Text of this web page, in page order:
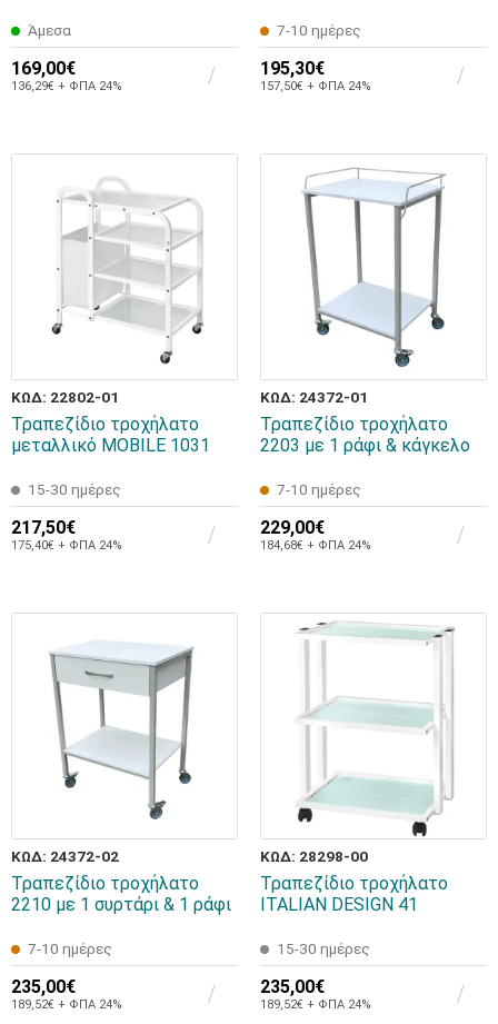
Άμεσα
169,00€
136,29€ + ΦΠΑ 24%
7-10 ημέρες
195,30€
157,50€ + ΦΠΑ 24%
ΚΩΔ: 22802-01
Τραπεζίδιο τροχήλατο
μεταλλικό MOBILE 1031
15-30 ημέρες
217,50€
175,40€ + ΦΠΑ 24%
ΚΩΔ: 24372-01
Τραπεζίδιο τροχήλατο
2203 με 1 ράφι & κάγκελο
7-10 ημέρες
229,00€
184,68€ + ΦΠΑ 24%
ΚΩΔ: 24372-02
Τραπεζίδιο τροχήλατο
2210 με 1 συρτάρι & 1 ράφι
7-10 ημέρες
235,00€
189,52€ + ΦΠΑ 24%
ΚΩΔ: 28298-00
Τραπεζίδιο τροχήλατο
ITALIAN DESIGN 41
15-30 ημέρες
235,00€
189,52€ + ΦΠΑ 24%